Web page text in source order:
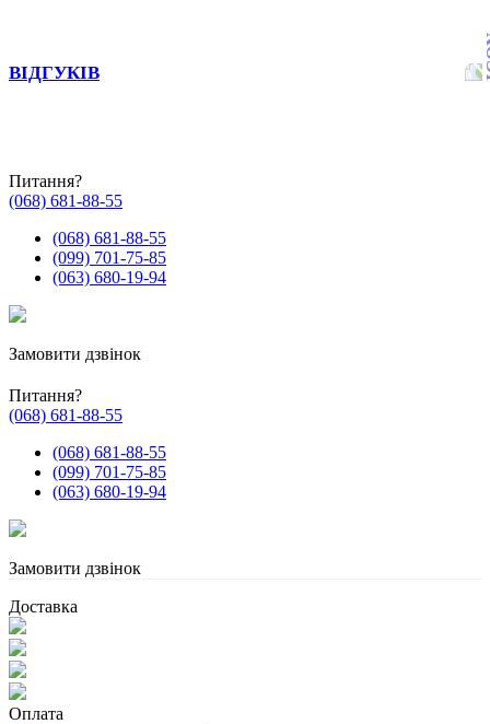
ВІДГУКІВ
Питання?
(068) 681-88-55
(068) 681-88-55
(099) 701-75-85
(063) 680-19-94
Замовити дзвінок
Питання?
(068) 681-88-55
(068) 681-88-55
(099) 701-75-85
(063) 680-19-94
Замовити дзвінок
Доставка
Оплата